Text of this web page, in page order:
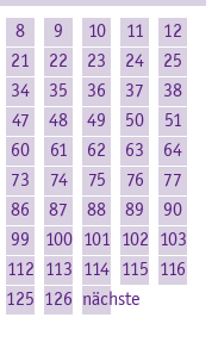
8 9 10 11
12
21 22 23 24
25
34 35 36 37
38
47 48 49 50
51
60 61 62 63
64
73 74 75 76
77
86 87 88 89
90
99 100 101 102
103
112 113 114 115
116
125 126 nächste